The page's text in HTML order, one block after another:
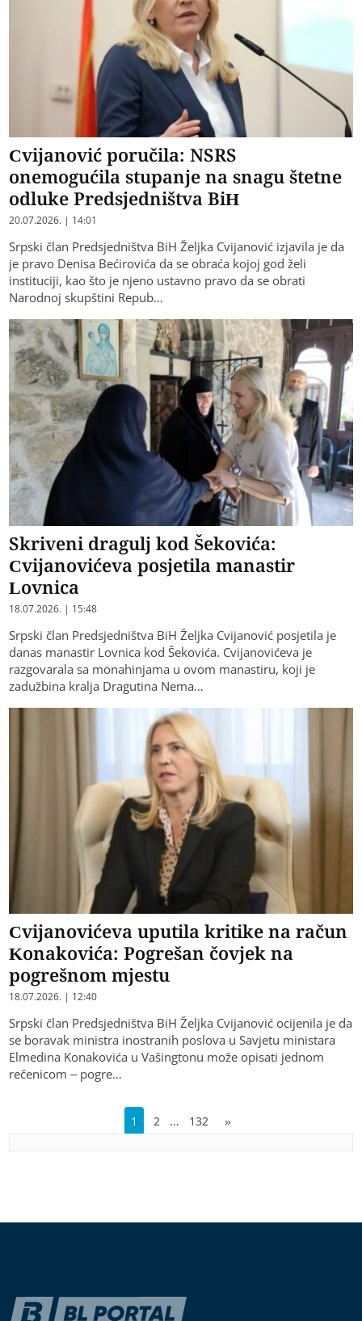
Cvijanović poručila: NSRS
onemogućila stupanje na snagu štetne
odluke Predsjedništva BiH
20.07.2026. | 14:01
Srpski član Predsjedništva BiH Željka Cvijanović izjavila je da
je pravo Denisa Bećirovića da se obraća kojoj god želi
instituciji, kao što je njeno ustavno pravo da se obrati
Narodnoj skupštini Repub…
Skriveni dragulj kod Šekovića:
Cvijanovićeva posjetila manastir
Lovnica
18.07.2026. | 15:48
Srpski član Predsjedništva BiH Željka Cvijanović posjetila je
danas manastir Lovnica kod Šekovića. Cvijanovićeva je
razgovarala sa monahinjama u ovom manastiru, koji je
zadužbina kralja Dragutina Nema…
Cvijanovićeva uputila kritike na račun
Konakovića: Pogrešan čovjek na
pogrešnom mjestu
18.07.2026. | 12:40
Srpski član Predsjedništva BiH Željka Cvijanović ocijenila je da
se boravak ministra inostranih poslova u Savjetu ministara
Elmedina Konakovića u Vašingtonu može opisati jednom
rečenicom – pogre…
1 2 … 132 »